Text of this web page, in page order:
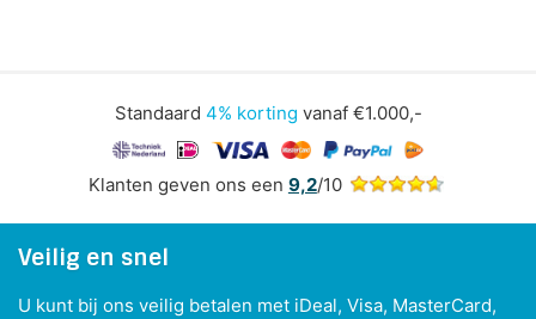
Standaard 4% korting vanaf €1.000,-
Klanten geven ons een 9,2/10
Veilig en snel
U kunt bij ons veilig betalen met iDeal, Visa, MasterCard,